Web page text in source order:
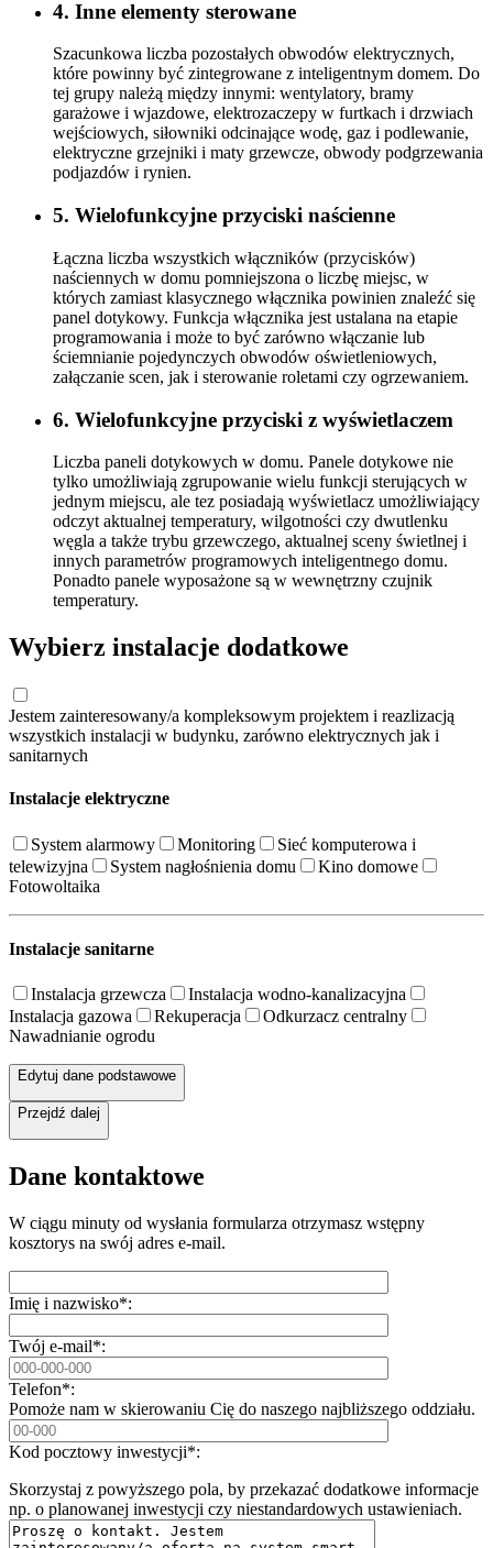
4. Inne elementy sterowane
Szacunkowa liczba pozostałych obwodów elektrycznych,
które powinny być zintegrowane z inteligentnym domem. Do
tej grupy należą między innymi: wentylatory, bramy
garażowe i wjazdowe, elektrozaczepy w furtkach i drzwiach
wejściowych, siłowniki odcinające wodę, gaz i podlewanie,
elektryczne grzejniki i maty grzewcze, obwody podgrzewania
podjazdów i rynien.
5. Wielofunkcyjne przyciski naścienne
Łączna liczba wszystkich włączników (przycisków)
naściennych w domu pomniejszona o liczbę miejsc, w
których zamiast klasycznego włącznika powinien znaleźć się
panel dotykowy. Funkcja włącznika jest ustalana na etapie
programowania i może to być zarówno włączanie lub
ściemnianie pojedynczych obwodów oświetleniowych,
załączanie scen, jak i sterowanie roletami czy ogrzewaniem.
6. Wielofunkcyjne przyciski z wyświetlaczem
Liczba paneli dotykowych w domu. Panele dotykowe nie
tylko umożliwiają zgrupowanie wielu funkcji sterujących w
jednym miejscu, ale tez posiadają wyświetlacz umożliwiający
odczyt aktualnej temperatury, wilgotności czy dwutlenku
węgla a także trybu grzewczego, aktualnej sceny świetlnej i
innych parametrów programowych inteligentnego domu.
Ponadto panele wyposażone są w wewnętrzny czujnik
temperatury.
Wybierz instalacje dodatkowe
Jestem zainteresowany/a kompleksowym projektem i reazlizacją
wszystkich instalacji w budynku, zarówno elektrycznych jak i
sanitarnych
Instalacje elektryczne
System alarmowy Monitoring
Sieć komputerowa i
telewizyjna
System nagłośnienia domu
Kino domowe
Fotowoltaika
Instalacje sanitarne
Instalacja grzewcza
Instalacja wodno-kanalizacyjna
Instalacja gazowa
Rekuperacja
Odkurzacz centralny
Nawadnianie ogrodu
Edytuj dane podstawowe
Przejdź dalej
Dane kontaktowe
W ciągu minuty od wysłania formularza otrzymasz wstępny
kosztorys na swój adres e-mail.
Imię i nazwisko*:
Twój e-mail*:
Telefon*:
Pomoże nam w skierowaniu Cię do naszego najbliższego oddziału.
Kod pocztowy inwestycji*:
Skorzystaj z powyższego pola, by przekazać dodatkowe informacje
np. o planowanej inwestycji czy niestandardowych ustawieniach.